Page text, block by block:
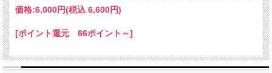
価格:6,000円(税込 6,600円)
[ポイント還元 66ポイント～]